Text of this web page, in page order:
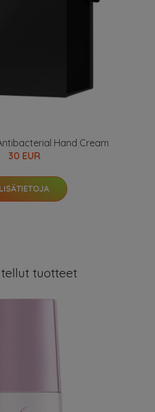
Hand Cream
30 EUR
LISÄTIETOJA
tuotteet